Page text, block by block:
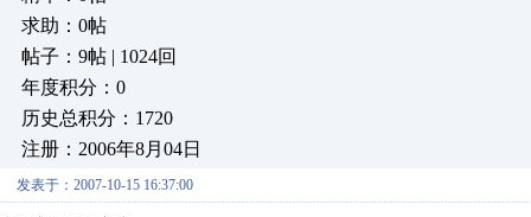
求助：0帖
帖子：9帖 | 1024回
年度积分：0
历史总积分：1720
注册：2006年8月04日
发表于：2007-10-15 16:37:00